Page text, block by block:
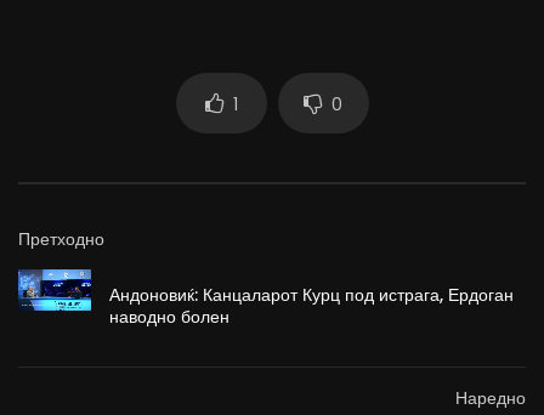
1 0
Претходно
Андоновиќ: Канцаларот Курц под истрага, Ердоган
наводно болен
Наредно